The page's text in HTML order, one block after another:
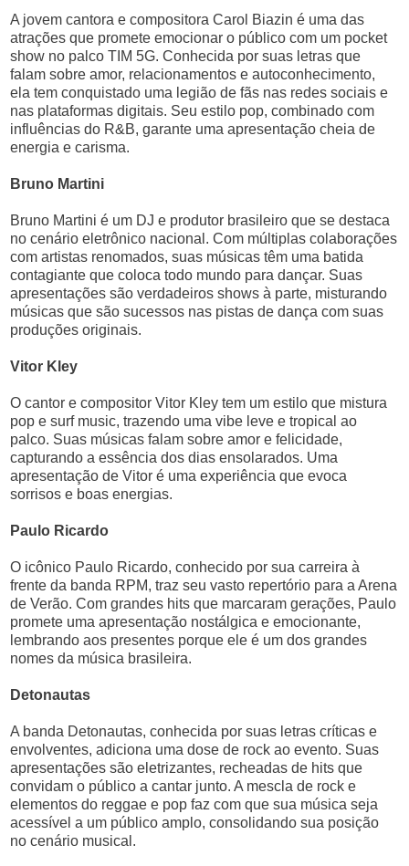
A jovem cantora e compositora Carol Biazin é uma das
atrações que promete emocionar o público com um pocket
show no palco TIM 5G. Conhecida por suas letras que
falam sobre amor, relacionamentos e autoconhecimento,
ela tem conquistado uma legião de fãs nas redes sociais e
nas plataformas digitais. Seu estilo pop, combinado com
influências do R&B, garante uma apresentação cheia de
energia e carisma.
Bruno Martini
Bruno Martini é um DJ e produtor brasileiro que se destaca
no cenário eletrônico nacional. Com múltiplas colaborações
com artistas renomados, suas músicas têm uma batida
contagiante que coloca todo mundo para dançar. Suas
apresentações são verdadeiros shows à parte, misturando
músicas que são sucessos nas pistas de dança com suas
produções originais.
Vitor Kley
O cantor e compositor Vitor Kley tem um estilo que mistura
pop e surf music, trazendo uma vibe leve e tropical ao
palco. Suas músicas falam sobre amor e felicidade,
capturando a essência dos dias ensolarados. Uma
apresentação de Vitor é uma experiência que evoca
sorrisos e boas energias.
Paulo Ricardo
O icônico Paulo Ricardo, conhecido por sua carreira à
frente da banda RPM, traz seu vasto repertório para a Arena
de Verão. Com grandes hits que marcaram gerações, Paulo
promete uma apresentação nostálgica e emocionante,
lembrando aos presentes porque ele é um dos grandes
nomes da música brasileira.
Detonautas
A banda Detonautas, conhecida por suas letras críticas e
envolventes, adiciona uma dose de rock ao evento. Suas
apresentações são eletrizantes, recheadas de hits que
convidam o público a cantar junto. A mescla de rock e
elementos do reggae e pop faz com que sua música seja
acessível a um público amplo, consolidando sua posição
no cenário musical.